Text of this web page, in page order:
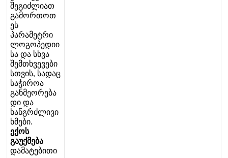
შეგიძლიათ
გამორთოთ
ეს
პარამეტრი
ლოგოპედიი
სა და სხვა
შემთხვევები
სთვის, სადაც
საჭიროა
განმეორება
დი და
ხანგრძლივი
ხმები.
ექოს
გაუქმება
დამატებითი